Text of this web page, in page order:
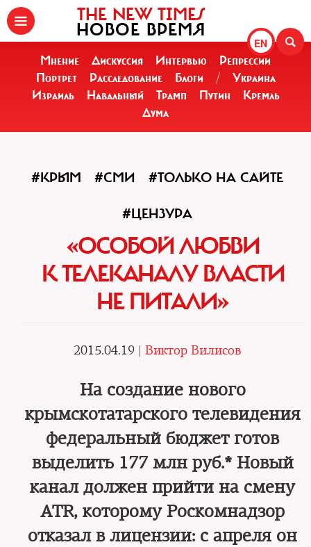
EN
THE NEW TIMES
НОВОЕ ВРЕМЯ
Мнение Дискуссия Интервью
Репрессии
Портрет
Расследование Блоги /
Украина
Израиль
Навальный Трамп Путин
Кремль
Дума
#КРЫМ #СМИ #ТОЛЬКО НА САЙТЕ
#ЦЕНЗУРА
«ОСОБОЙ ЛЮБВИ
К ТЕЛЕКАНАЛУ ВЛАСТИ
НЕ ПИТАЛИ»
2015.04.19 | Виктор Вилисов
На создание нового
крымскотатарского телевидения
федеральный бюджет готов
выделить 177 млн руб.* Новый
канал должен прийти на смену
ATR, которому Роскомнадзор
отказал в лицензии: с апреля он